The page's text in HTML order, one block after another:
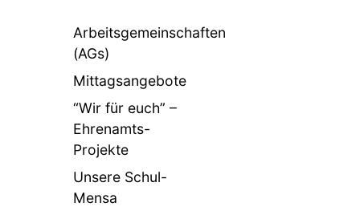
Arbeitsgemeinschaften
(AGs)
Mittagsangebote
“Wir für euch” –
Ehrenamts-
Projekte
Unsere Schul-
Mensa